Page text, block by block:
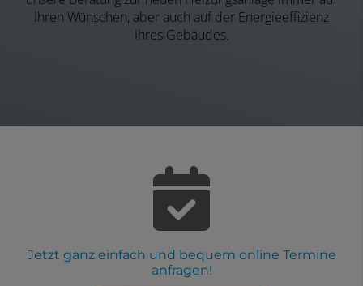
Ihren Wünschen, aber auch auf der Energieeffizienz
Ihres Gebäudes.
Jetzt ganz einfach und bequem online Termine
anfragen!